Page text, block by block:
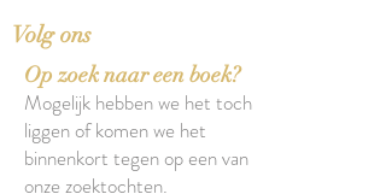
Volg ons
Op zoek naar een boek?
Mogelijk hebben we het toch
liggen of komen we het
binnenkort tegen op een van
onze zoektochten.